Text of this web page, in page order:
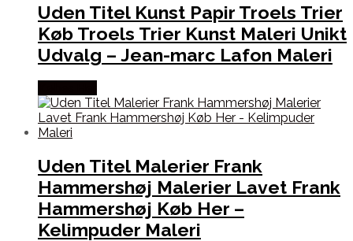
Uden Titel Kunst Papir Troels Trier
Køb Troels Trier Kunst Maleri Unikt
Udvalg – Jean-marc Lafon Maleri
Uden Titel Malerier Frank
Hammershøj Malerier Lavet Frank
Hammershøj Køb Her –
Kelimpuder Maleri